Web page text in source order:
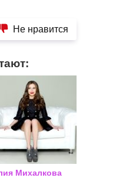
Не нравится
Михалкова